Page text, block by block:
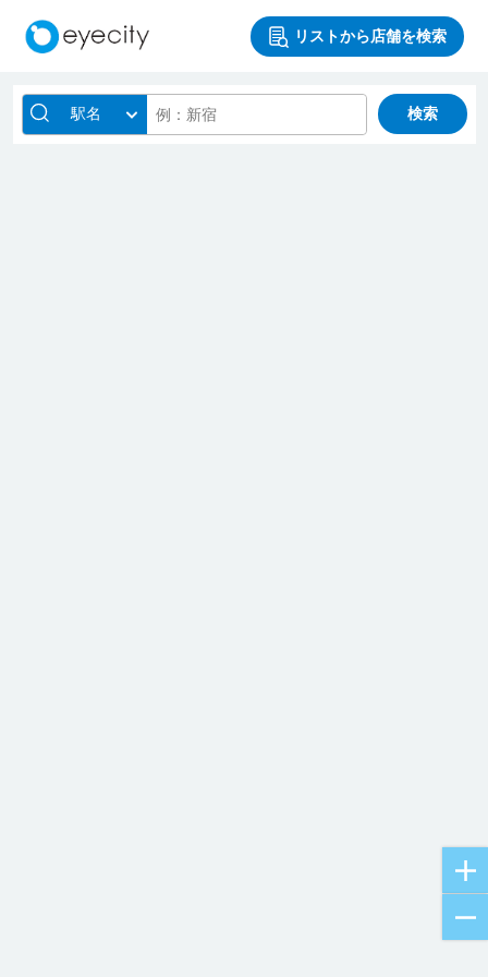
リストから店舗を検索
駅名 検索